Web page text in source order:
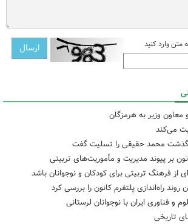
متن وارد کنید
وزیر به هرمزگان
می‌کند
محمد حقیقی را تسلیت گفت
بر پیوند مدیریت و مأموریت‌های تربیتی
از فرهنگ تربیتی برای کودکان و نوجوانان باشد
روند راه‌اندازی پلتفرم کانون را بررسی کرد
فناوری ایران با نوجوانان لرستانی
تاریخی